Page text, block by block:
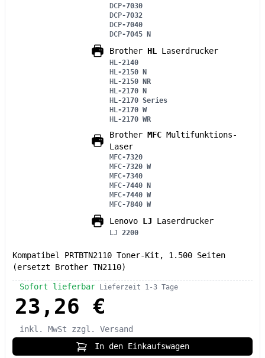
DCP-7030
DCP-7032
DCP-7040
DCP-7045 N
Brother HL Laserdrucker
HL-2140
HL-2150 N
HL-2150 NR
HL-2170 N
HL-2170 Series
HL-2170 W
HL-2170 WR
Brother MFC Multifunktions-
Laser
MFC-7320
MFC-7320 W
MFC-7340
MFC-7440 N
MFC-7440 W
MFC-7840 W
Lenovo LJ Laserdrucker
LJ 2200
Kompatibel PRTBTN2110 Toner-Kit, 1.500 Seiten
(ersetzt Brother TN2110)
Sofort lieferbar Lieferzeit 1-3 Tage
23,26 €
inkl. MwSt
zzgl. Versand
In den Einkaufswagen